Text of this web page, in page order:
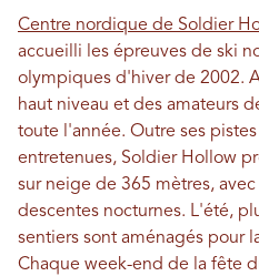
Centre nordique de Soldier
accueilli les épreuves de ski
olympiques d'hiver de 2002.
haut niveau et des amateurs
toute l'année. Outre ses
entretenues, Soldier Hollow
sur neige de 365 mètres,
descentes nocturnes. L'été,
sentiers sont aménagés pour
Chaque week-end de la fête